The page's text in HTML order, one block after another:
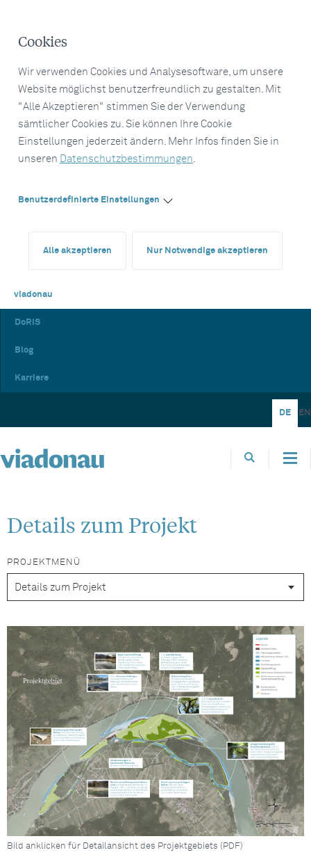
Cookies
Wir verwenden Cookies und Analysesoftware, um unsere
Website möglichst benutzerfreundlich zu gestalten. Mit
"Alle Akzeptieren" stimmen Sie der Verwendung
sämtlicher Cookies zu. Sie können Ihre Cookie
Einstellungen jederzeit ändern. Mehr Infos finden Sie in
unseren Datenschutzbestimmungen.
Benutzerdefinierte Einstellungen
Alle akzeptieren Nur Notwendige akzeptieren
viadonau
DoRIS
Blog
Karriere
DE EN
Details zum Projekt
PROJEKTMENÜ
Bild anklicken für Detailansicht des Projektgebiets (PDF)